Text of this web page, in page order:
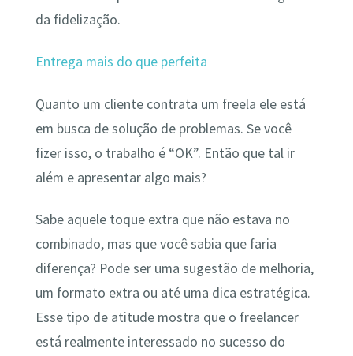
da fidelização.
Entrega mais do que perfeita
Quanto um cliente contrata um freela ele está
em busca de solução de problemas. Se você
fizer isso, o trabalho é “OK”. Então que tal ir
além e apresentar algo mais?
Sabe aquele toque extra que não estava no
combinado, mas que você sabia que faria
diferença? Pode ser uma sugestão de melhoria,
um formato extra ou até uma dica estratégica.
Esse tipo de atitude mostra que o freelancer
está realmente interessado no sucesso do